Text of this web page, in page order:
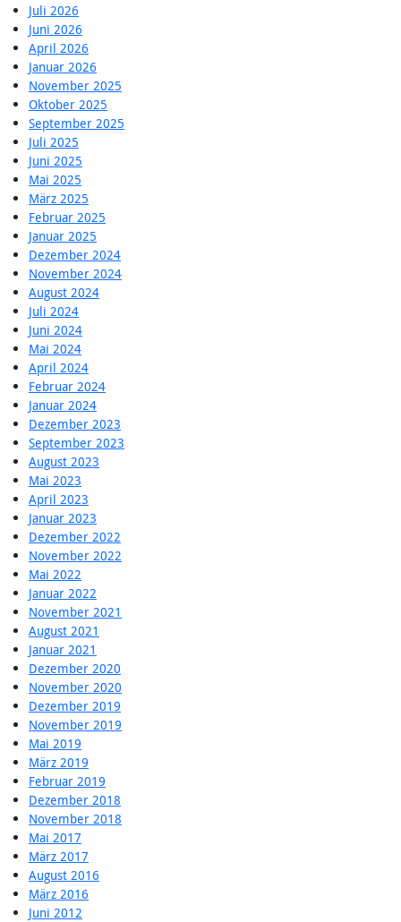
Juli 2026
Juni 2026
April 2026
Januar 2026
November 2025
Oktober 2025
September 2025
Juli 2025
Juni 2025
Mai 2025
März 2025
Februar 2025
Januar 2025
Dezember 2024
November 2024
August 2024
Juli 2024
Juni 2024
Mai 2024
April 2024
Februar 2024
Januar 2024
Dezember 2023
September 2023
August 2023
Mai 2023
April 2023
Januar 2023
Dezember 2022
November 2022
Mai 2022
Januar 2022
November 2021
August 2021
Januar 2021
Dezember 2020
November 2020
Dezember 2019
November 2019
Mai 2019
März 2019
Februar 2019
Dezember 2018
November 2018
Mai 2017
März 2017
August 2016
März 2016
Juni 2012